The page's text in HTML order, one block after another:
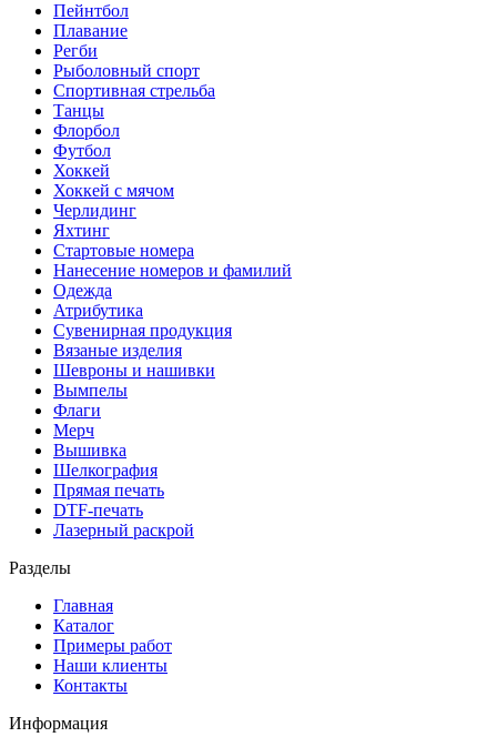
Пейнтбол
Плавание
Регби
Рыболовный спорт
Спортивная стрельба
Танцы
Флорбол
Футбол
Хоккей
Хоккей с мячом
Черлидинг
Яхтинг
Стартовые номера
Нанесение номеров и фамилий
Одежда
Атрибутика
Сувенирная продукция
Вязаные изделия
Шевроны и нашивки
Вымпелы
Флаги
Мерч
Вышивка
Шелкография
Прямая печать
DTF-печать
Лазерный раскрой
Разделы
Главная
Каталог
Примеры работ
Наши клиенты
Контакты
Информация